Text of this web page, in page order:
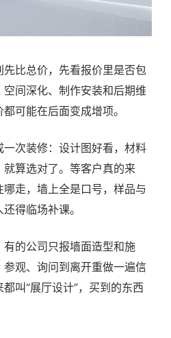
比总价，先看报价里是否包
间深化、制作安装和后期维
可能在后面变成增项。
次装修：设计图好看，材料
算选对了。等客户真的来
走，墙上全是口号，样品与
得临场补课。
的公司只报墙面造型和施
观、询问到离开重做一遍信
叫“展厅设计”，买到的东西